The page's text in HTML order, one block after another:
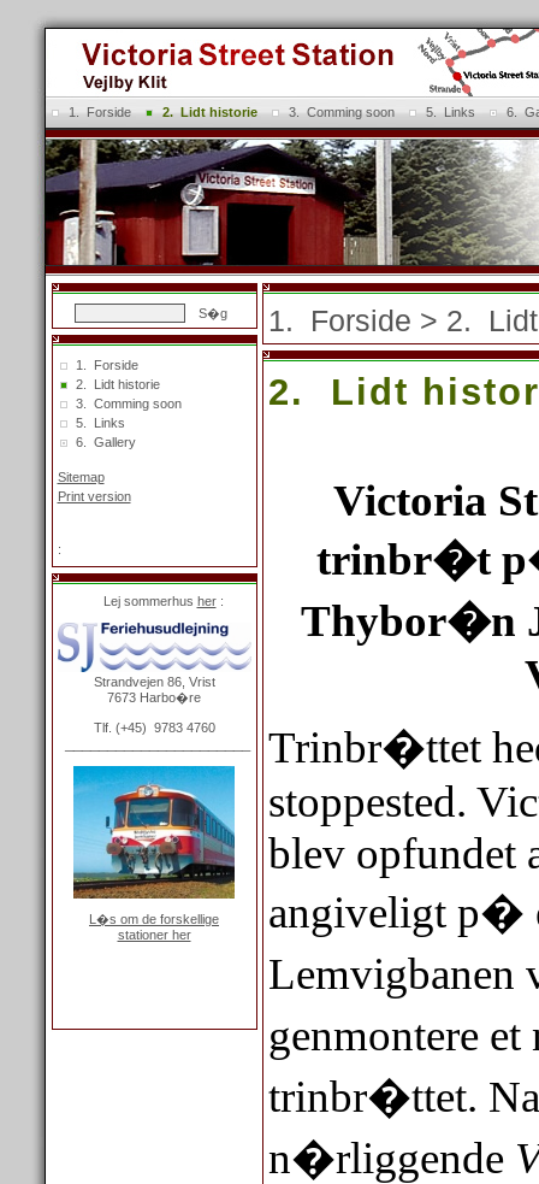
1. Forside 2. Lidt historie 3. Comming soon 5. Links 6.
1. Forside
2. Lidt historie
3. Comming soon
5. Links
6. Gallery
Sitemap
Print version
:
Lej sommerhus her:
Strandvejen 86, Vrist
7673 Harbo�re
Tlf. (+45) 9783 4760
L�s om de forskellige
stationer her
1. Forside > 2.
2. Lidt
Victoria
trinbr�t
Thybor�n
Trinbr�ttet
stoppested.
blev opfundet
angiveligt p�
Lemvigbanen
genmontere
trinbr�ttet.
n�rliggende